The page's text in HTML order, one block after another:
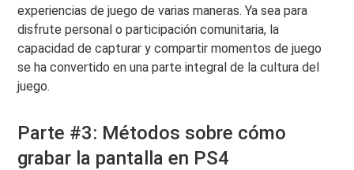
experiencias de juego de varias maneras. Ya sea para
disfrute personal o participación comunitaria, la
capacidad de capturar y compartir momentos de juego
se ha convertido en una parte integral de la cultura del
juego.
Parte #3: Métodos sobre cómo
grabar la pantalla en PS4